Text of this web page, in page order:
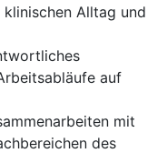
Alltag und
auf
mit
des